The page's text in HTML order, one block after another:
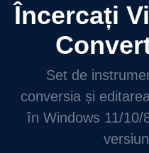
Încercați
Set de
conversia și
în Windows 11/10/